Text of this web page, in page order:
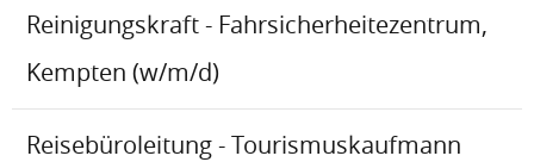
Reinigungskraft - Fahrsicherheitezentrum,
Kempten (w/m/d)
Reisebüroleitung - Tourismuskaufmann